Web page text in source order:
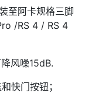
至阿卡规格三脚
/RS 4 / RS 4
风噪15dB.
快门按钮；